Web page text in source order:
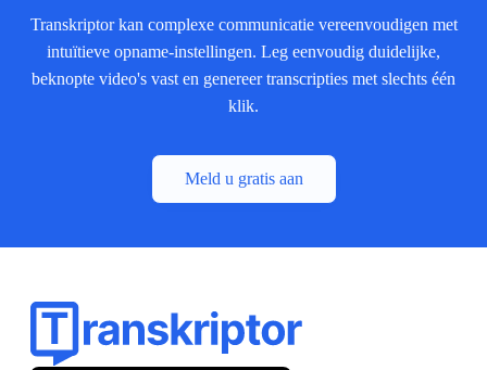
Transkriptor kan complexe communicatie vereenvoudigen met
intuïtieve opname-instellingen. Leg eenvoudig duidelijke,
beknopte video's vast en genereer transcripties met slechts één
klik.
Meld u gratis aan